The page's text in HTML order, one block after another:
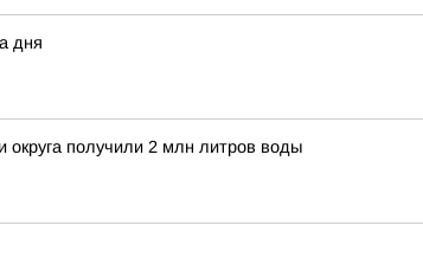
дня
получили 2 млн литров воды